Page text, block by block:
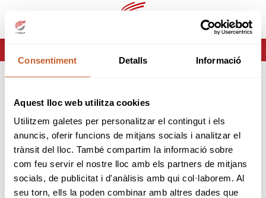
Consentiment Detalls Informació
Aquest lloc web utilitza cookies
Utilitzem galetes per personalitzar el contingut i els
anuncis, oferir funcions de mitjans socials i analitzar el
trànsit del lloc. També compartim la informació sobre
com feu servir el nostre lloc amb els partners de mitjans
socials, de publicitat i d'anàlisis amb qui col·laborem. Al
seu torn, ells la poden combinar amb altres dades que
es ca
Página no encontrada
Lo sentimos pero la página que estas buscando no
existe o ha cambiado.
volver